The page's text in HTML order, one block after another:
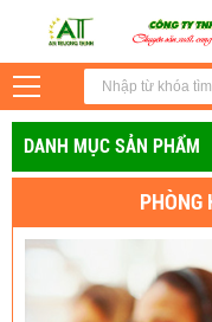
DANH MỤC SẢN PHẨM
PHÒNG